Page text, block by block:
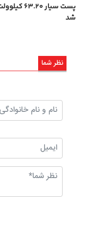
شد
نظر شما